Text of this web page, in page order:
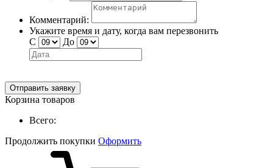
Комментарий:
Укажите время и дату, когда вам перезвонить
С
До
Отправить заявку
Корзина товаров
Всего:
Продолжить покупки Оформить